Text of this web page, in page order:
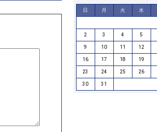
日 月 火 水
2 3 4 5
9 10 11 12
16 17 18 19
23 24 25 26
30 31